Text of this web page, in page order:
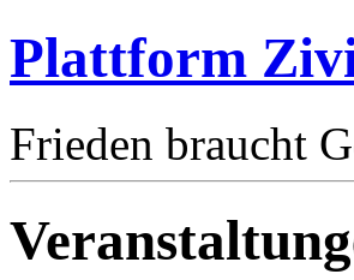
Plattform
Frieden braucht